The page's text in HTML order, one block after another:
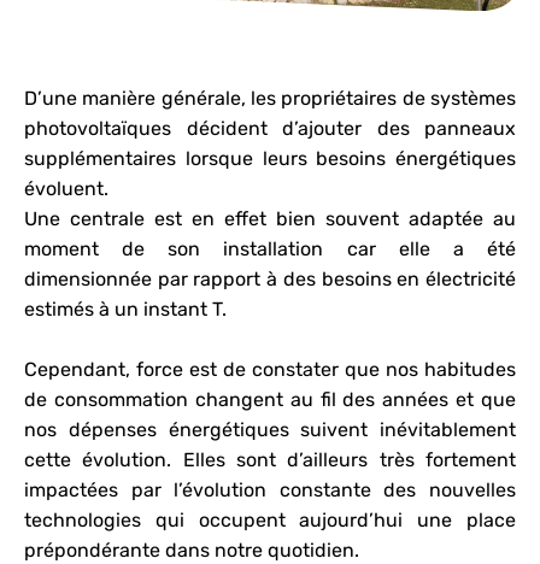
D’une manière générale, les propriétaires de systèmes
photovoltaïques décident d’ajouter des panneaux
supplémentaires lorsque leurs besoins énergétiques
évoluent.
Une centrale est en effet bien souvent adaptée au
moment de son installation car elle a été
dimensionnée par rapport à des besoins en électricité
estimés à un instant T.
Cependant, force est de constater que nos habitudes
de consommation changent au fil des années et que
nos dépenses énergétiques suivent inévitablement
cette évolution. Elles sont d’ailleurs très fortement
impactées par l’évolution constante des nouvelles
technologies qui occupent aujourd’hui une place
prépondérante dans notre quotidien.